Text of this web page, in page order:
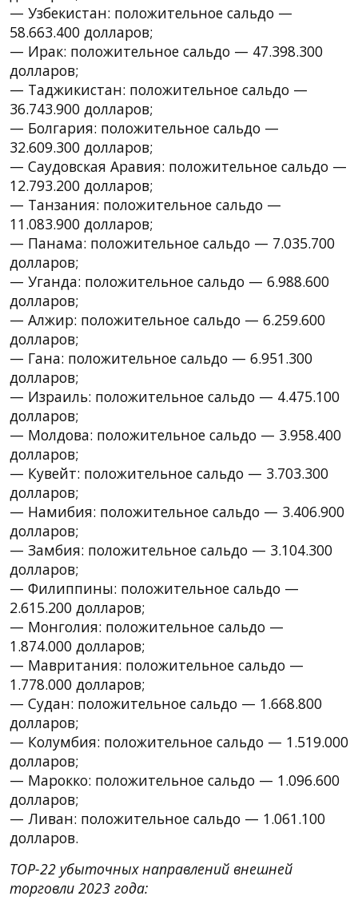
— Узбекистан: положительное сальдо —
58.663.400 долларов;
— Ирак: положительное сальдо — 47.398.300
долларов;
— Таджикистан: положительное сальдо —
36.743.900 долларов;
— Болгария: положительное сальдо —
32.609.300 долларов;
— Саудовская Аравия: положительное сальдо —
12.793.200 долларов;
— Танзания: положительное сальдо —
11.083.900 долларов;
— Панама: положительное сальдо — 7.035.700
долларов;
— Уганда: положительное сальдо — 6.988.600
долларов;
— Алжир: положительное сальдо — 6.259.600
долларов;
— Гана: положительное сальдо — 6.951.300
долларов;
— Израиль: положительное сальдо — 4.475.100
долларов;
— Молдова: положительное сальдо — 3.958.400
долларов;
— Кувейт: положительное сальдо — 3.703.300
долларов;
— Намибия: положительное сальдо — 3.406.900
долларов;
— Замбия: положительное сальдо — 3.104.300
долларов;
— Филиппины: положительное сальдо —
2.615.200 долларов;
— Монголия: положительное сальдо —
1.874.000 долларов;
— Мавритания: положительное сальдо —
1.778.000 долларов;
— Судан: положительное сальдо — 1.668.800
долларов;
— Колумбия: положительное сальдо — 1.519.000
долларов;
— Марокко: положительное сальдо — 1.096.600
долларов;
— Ливан: положительное сальдо — 1.061.100
долларов.
TOP-22 убыточных направлений внешней
торговли 2023 года: